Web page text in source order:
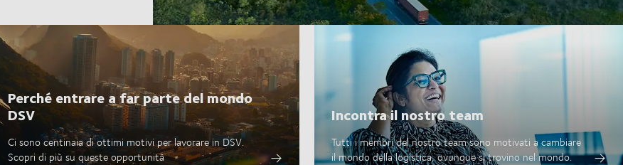
Perché entrare a far parte del mondo
DSV
Ci sono centinaia di ottimi motivi per lavorare in DSV.
Scopri di più su queste opportunità
Incontra il nostro team
Tutti i membri del nostro team sono motivati a cambiare
il mondo della logistica, ovunque si trovino nel mondo.